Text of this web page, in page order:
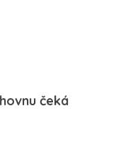
čeká